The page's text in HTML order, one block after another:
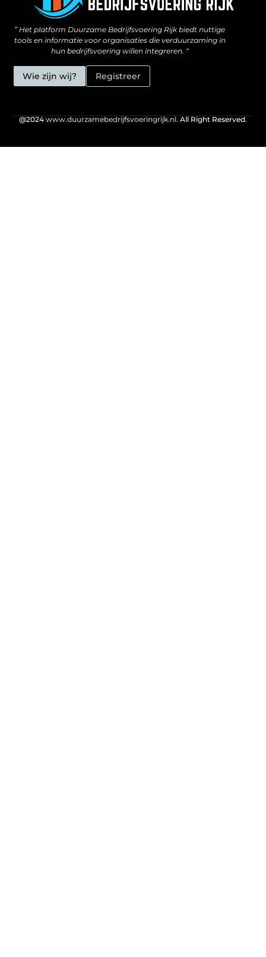
” Het platform Duurzame Bedrijfsvoering Rijk biedt nuttige
tools en informatie voor organisaties die verduurzaming in
hun bedrijfsvoering willen integreren. “
Wie zijn wij? Registreer
@2024 www.duurzamebedrijfsvoeringrijk.nl. All Right Reserved.